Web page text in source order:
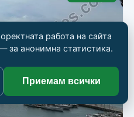
работа на сайта
за анонимна статистика.
Приемам всички